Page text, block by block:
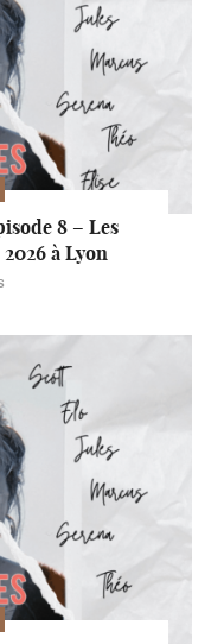
8 – Les
à Lyon